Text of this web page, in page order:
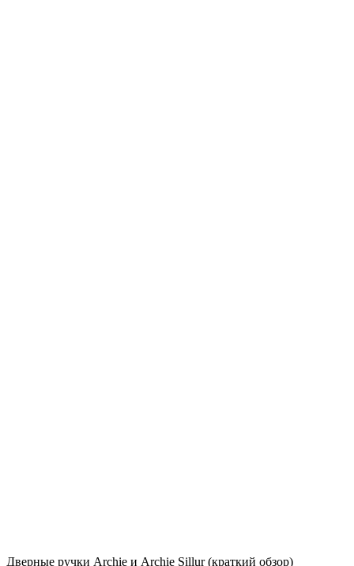
Дверные ручки Archie и Archie Sillur (краткий обзор)